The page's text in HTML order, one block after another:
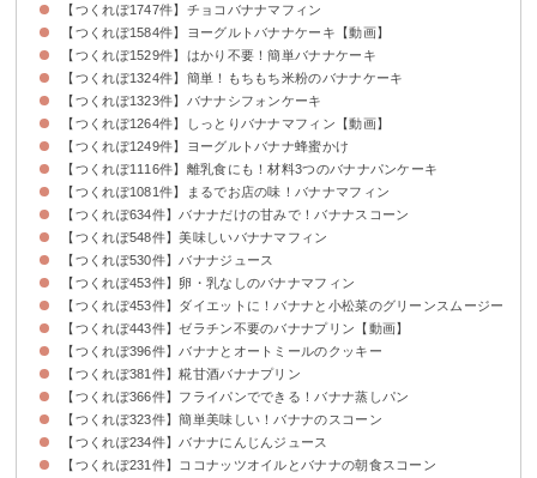
【つくれぽ1747件】チョコバナナマフィン
【つくれぽ1584件】ヨーグルトバナナケーキ【動画】
【つくれぽ1529件】はかり不要！簡単バナナケーキ
【つくれぽ1324件】簡単！もちもち米粉のバナナケーキ
【つくれぽ1323件】バナナシフォンケーキ
【つくれぽ1264件】しっとりバナナマフィン【動画】
【つくれぽ1249件】ヨーグルトバナナ蜂蜜かけ
【つくれぽ1116件】離乳食にも！材料3つのバナナパンケーキ
【つくれぽ1081件】まるでお店の味！バナナマフィン
【つくれぽ634件】バナナだけの甘みで！バナナスコーン
【つくれぽ548件】美味しいバナナマフィン
【つくれぽ530件】バナナジュース
【つくれぽ453件】卵・乳なしのバナナマフィン
【つくれぽ453件】ダイエットに！バナナと小松菜のグリーンスムージー
【つくれぽ443件】ゼラチン不要のバナナプリン【動画】
【つくれぽ396件】バナナとオートミールのクッキー
【つくれぽ381件】糀甘酒バナナプリン
【つくれぽ366件】フライパンでできる！バナナ蒸しパン
【つくれぽ323件】簡単美味しい！バナナのスコーン
【つくれぽ234件】バナナにんじんジュース
【つくれぽ231件】ココナッツオイルとバナナの朝食スコーン